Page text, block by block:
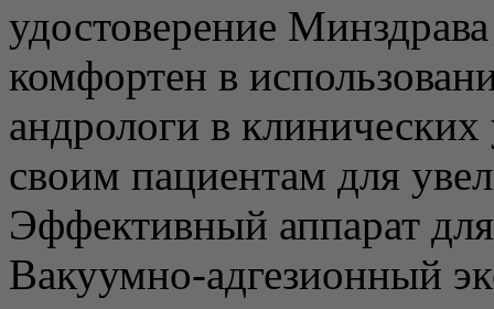
удостоверение
комфортен в
андрологи в
своим пациентам для
Эффективный аппарат
Вакуумно-адгезионный